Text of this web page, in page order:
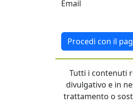
Email
Procedi con il
Tutti i contenuti
divulgativo e in
trattamento o